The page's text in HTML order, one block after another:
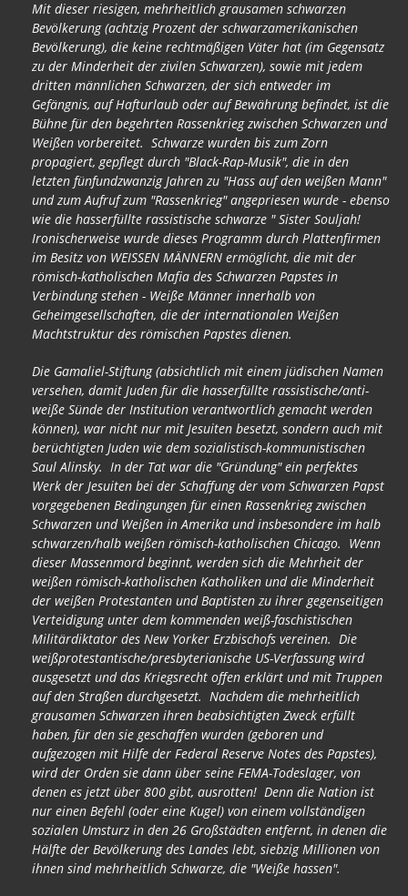
Mit dieser riesigen, mehrheitlich grausamen schwarzen
Bevölkerung (achtzig Prozent der schwarzamerikanischen
Bevölkerung), die keine rechtmäßigen Väter hat (im Gegensatz
zu der Minderheit der zivilen Schwarzen), sowie mit jedem
dritten männlichen Schwarzen, der sich entweder im
Gefängnis, auf Hafturlaub oder auf Bewährung befindet, ist die
Bühne für den begehrten Rassenkrieg zwischen Schwarzen und
Weißen vorbereitet. Schwarze wurden bis zum Zorn
propagiert, gepflegt durch "Black-Rap-Musik", die in den
letzten fünfundzwanzig Jahren zu "Hass auf den weißen Mann"
und zum Aufruf zum "Rassenkrieg" angepriesen wurde - ebenso
wie die hasserfüllte rassistische schwarze " Sister Souljah!
Ironischerweise wurde dieses Programm durch Plattenfirmen
im Besitz von WEISSEN MÄNNERN ermöglicht, die mit der
römisch-katholischen Mafia des Schwarzen Papstes in
Verbindung stehen - Weiße Männer innerhalb von
Geheimgesellschaften, die der internationalen Weißen
Machtstruktur des römischen Papstes dienen.
Die Gamaliel-Stiftung (absichtlich mit einem jüdischen Namen
versehen, damit Juden für die hasserfüllte rassistische/anti-
weiße Sünde der Institution verantwortlich gemacht werden
können), war nicht nur mit Jesuiten besetzt, sondern auch mit
berüchtigten Juden wie dem sozialistisch-kommunistischen
Saul Alinsky. In der Tat war die "Gründung" ein perfektes
Werk der Jesuiten bei der Schaffung der vom Schwarzen Papst
vorgegebenen Bedingungen für einen Rassenkrieg zwischen
Schwarzen und Weißen in Amerika und insbesondere im halb
schwarzen/halb weißen römisch-katholischen Chicago. Wenn
dieser Massenmord beginnt, werden sich die Mehrheit der
weißen römisch-katholischen Katholiken und die Minderheit
der weißen Protestanten und Baptisten zu ihrer gegenseitigen
Verteidigung unter dem kommenden weiß-faschistischen
Militärdiktator des New Yorker Erzbischofs vereinen. Die
weißprotestantische/presbyterianische US-Verfassung wird
ausgesetzt und das Kriegsrecht offen erklärt und mit Truppen
auf den Straßen durchgesetzt. Nachdem die mehrheitlich
grausamen Schwarzen ihren beabsichtigten Zweck erfüllt
haben, für den sie geschaffen wurden (geboren und
aufgezogen mit Hilfe der Federal Reserve Notes des Papstes),
wird der Orden sie dann über seine FEMA-Todeslager, von
denen es jetzt über 800 gibt, ausrotten! Denn die Nation ist
nur einen Befehl (oder eine Kugel) von einem vollständigen
sozialen Umsturz in den 26 Großstädten entfernt, in denen die
Hälfte der Bevölkerung des Landes lebt, siebzig Millionen von
ihnen sind mehrheitlich Schwarze, die "Weiße hassen".